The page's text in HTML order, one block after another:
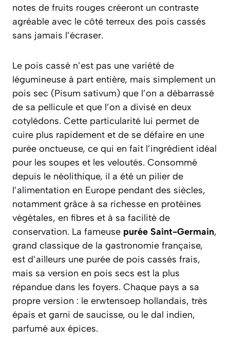
notes de fruits rouges créeront un contraste
agréable avec le côté terreux des pois cassés
sans jamais l’écraser.
Le pois cassé n’est pas une variété de
légumineuse à part entière, mais simplement un
pois sec (Pisum sativum) que l’on a débarrassé
de sa pellicule et que l’on a divisé en deux
cotylédons. Cette particularité lui permet de
cuire plus rapidement et de se défaire en une
purée onctueuse, ce qui en fait l’ingrédient idéal
pour les soupes et les veloutés. Consommé
depuis le néolithique, il a été un pilier de
l’alimentation en Europe pendant des siècles,
notamment grâce à sa richesse en protéines
végétales, en fibres et à sa facilité de
conservation. La fameuse purée Saint-Germain,
grand classique de la gastronomie française,
est d’ailleurs une purée de pois cassés frais,
mais sa version en pois secs est la plus
répandue dans les foyers. Chaque pays a sa
propre version : le erwtensoep hollandais, très
épais et garni de saucisse, ou le dal indien,
parfumé aux épices.